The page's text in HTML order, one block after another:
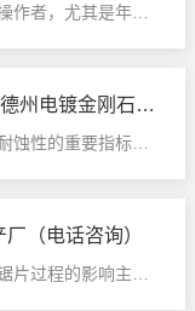
作者，尤其是年青
电镀金刚石切割哪家好服务商(推荐)_德州电镀金刚石工具服务商
蚀性的重要指标。
（电话咨询）
片过程的影响主要